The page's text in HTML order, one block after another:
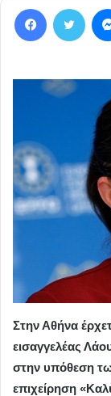
Facebook
Στην Αθήνα
εισαγγελέας
στην υπόθεση
επιχείρηση